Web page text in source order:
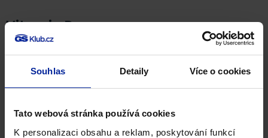
Souhlas Detaily Více o cookies
Tato webová stránka používá cookies
K personalizaci obsahu a reklam, poskytování funkcí
Vitamin D
Vitamin D je přirozeně se vyskytující forma vitaminu D.
Účinkem slunečního záření se vytváří v kůži a hraje
důležitou roli pro naše celkové zdraví. Napomáhá
potřebujeme pro zdravé kosti a zuby.